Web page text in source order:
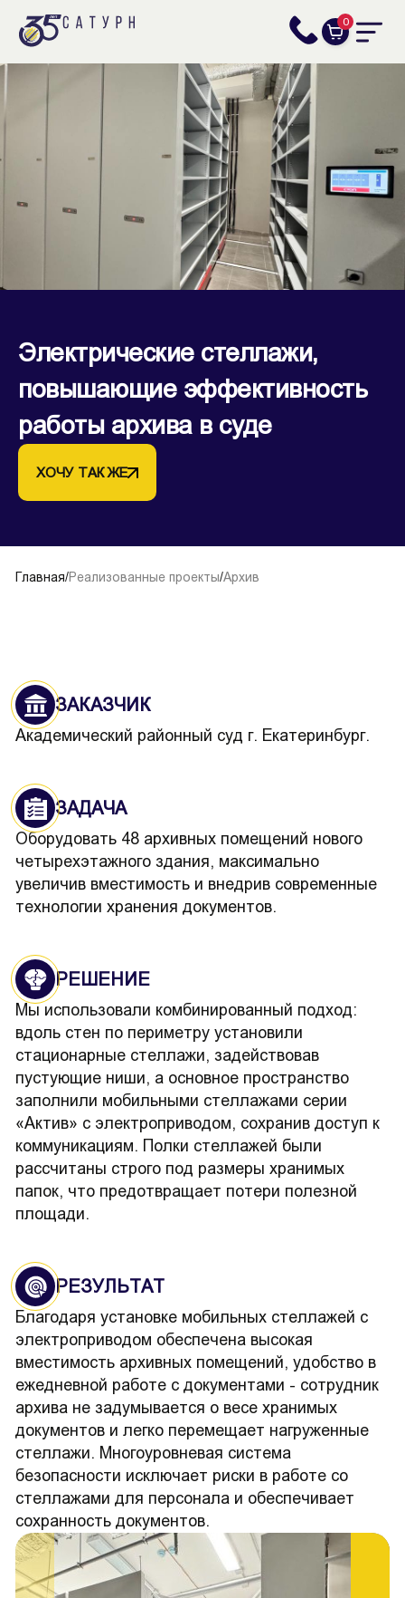
0
Электрические стеллажи,
повышающие эффективность
работы архива в суде
ХОЧУ ТАК ЖЕ
Главная/Реализованные проекты/Архив
ЗАКАЗЧИК
Академический районный суд г. Екатеринбург.
ЗАДАЧА
Оборудовать 48 архивных помещений нового
четырехэтажного здания, максимально
увеличив вместимость и внедрив современные
технологии хранения документов.
РЕШЕНИЕ
Мы использовали комбинированный подход:
вдоль стен по периметру установили
стационарные стеллажи, задействовав
пустующие ниши, а основное пространство
заполнили мобильными стеллажами серии
«Актив» с электроприводом, сохранив доступ к
коммуникациям. Полки стеллажей были
рассчитаны строго под размеры хранимых
папок, что предотвращает потери полезной
площади.
РЕЗУЛЬТАТ
Благодаря установке мобильных стеллажей с
электроприводом обеспечена высокая
вместимость архивных помещений, удобство в
ежедневной работе с документами - сотрудник
архива не задумывается о весе хранимых
документов и легко перемещает нагруженные
стеллажи. Многоуровневая система
безопасности исключает риски в работе со
стеллажами для персонала и обеспечивает
сохранность документов.